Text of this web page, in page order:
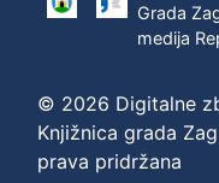
Grada
medija
© 2026 Digitalne
Knjižnica grada
prava pridržana